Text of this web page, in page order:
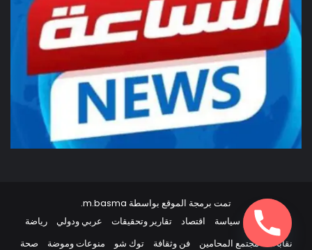
تمت برمجة الموقع بواسطة m.basma
.
أخبار مصر
سياسة اقتصاد تقارير وتحقيقات عربي ودولي
رياضة
نقابات
مجتمع المحامين فن وثقافة توك شو منوعات وموضة صحة